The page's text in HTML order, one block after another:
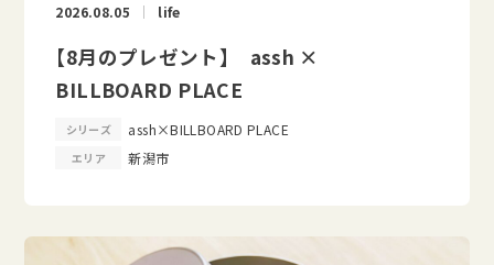
2026.08.05 life
【8月のプレゼント】 assh ×
BILLBOARD PLACE
シリーズ assh×BILLBOARD PLACE
エリア 新潟市